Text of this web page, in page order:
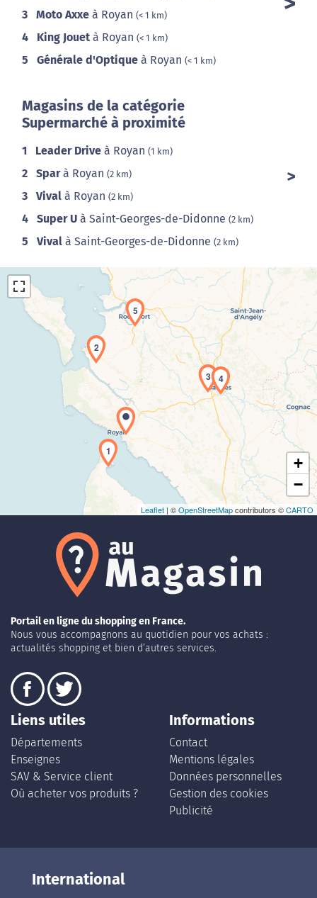
3 Moto Axxe à Royan (< 1 km)
4 King Jouet à Royan (< 1 km)
5 Générale d'Optique à Royan (< 1 km)
Magasins de la catégorie
Supermarché à proximité
1 Leader Drive à Royan (1 km)
2 Sparà Royan (2 km)
3 Vival à Royan (2 km)
4 Super U à Saint-Georges-de-Didonne (2 km)
5 Vival à Saint-Georges-de-Didonne (2 km)
Chargement de la carte en cours...
1
2
3 4
5
+
−
Leaflet | ©OpenStreetMapcontributors ©CARTO
Portail en ligne du shopping en France.
Nous vous accompagnons au quotidien pour vos achats :
actualités shopping et bien d’autres services.
Liens utiles
Départements
Enseignes
SAV & Service client
Où acheter vos produits ?
Informations
Contact
Mentions légales
Données personnelles
Gestion des cookies
Publicité
International